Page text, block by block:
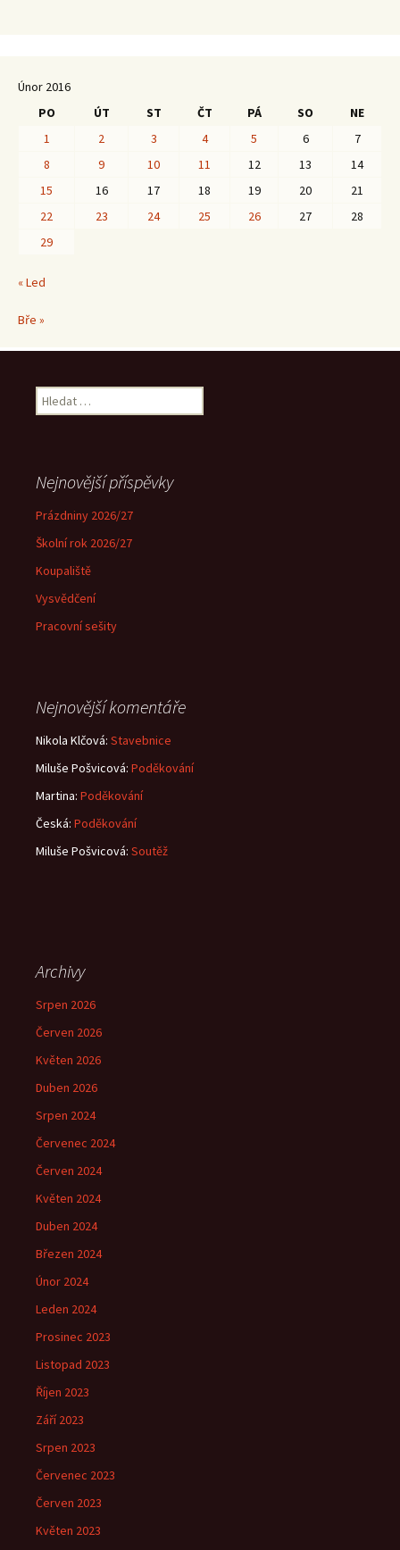
Únor 2016
PO
ÚT ST ČT PÁ SO
NE
1
2 3 4 5 6
7
8
9 10 11 12 13
14
15
16 17 18 19 20
21
22
23 24 25 26 27
28
29
« Led
Bře »
Vyhledávání
Nejnovější příspěvky
Prázdniny 2026/27
Školní rok 2026/27
Koupaliště
Vysvědčení
Pracovní sešity
Nejnovější komentáře
Nikola Klčová: Stavebnice
Miluše Pošvicová: Poděkování
Martina: Poděkování
Česká: Poděkování
Miluše Pošvicová: Soutěž
Archivy
Srpen 2026
Červen 2026
Květen 2026
Duben 2026
Srpen 2024
Červenec 2024
Červen 2024
Květen 2024
Duben 2024
Březen 2024
Únor 2024
Leden 2024
Prosinec 2023
Listopad 2023
Říjen 2023
Září 2023
Srpen 2023
Červenec 2023
Červen 2023
Květen 2023